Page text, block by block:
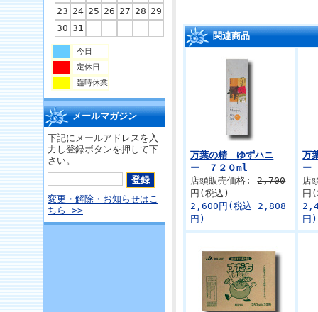
23 24 25 26 27 28 29
30 31
今日
定休日
臨時休業
メールマガジン
下記にメールアドレスを入
力し登録ボタンを押して下
さい。
変更・解除・お知らせはこ
ちら >>
関連商品
万葉の精 ゆずハニ
ー ７２０ml
店頭販売価格:2,700
円(税込)
2,600円(税込 2,808
円)
万
ー
店
円
円)